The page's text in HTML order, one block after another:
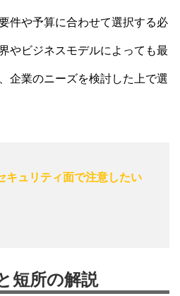
件や予算に合わせて選択する必
やビジネスモデルによっても最
企業のニーズを検討した上で選
キュリティ面で注意したい
短所の解説